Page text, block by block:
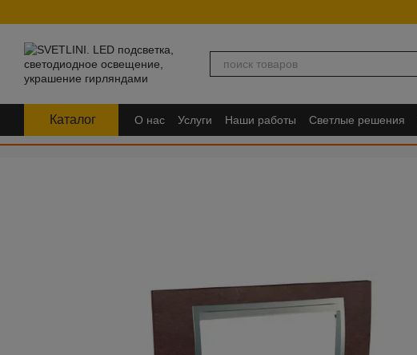
Каталог О нас Услуги Наши работы Светлые решения
FAQ